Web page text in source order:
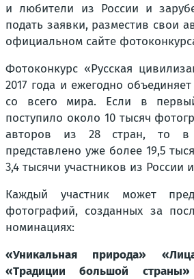
и любители из России и
подать заявки, разместив свои
официальном сайте
Фотоконкурс «Русская
2017 года и ежегодно
со всего мира. Если в
поступило около 10 тысяч
авторов из 28 стран, то в
представлено уже более 19,5
3,4 тысячи участников из России
Каждый участник может
фотографий, созданных за
номинациях:
«Уникальная природа»
«Традиции большой